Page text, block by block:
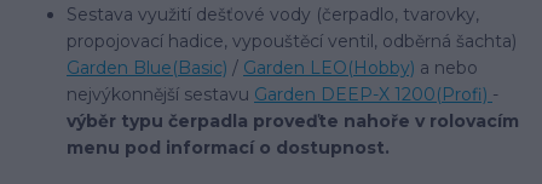
Sestava využití dešťové vody (čerpadlo, tvarovky,
propojovací hadice, vypouštěcí ventil, odběrná šachta)
Garden Blue(Basic) / Garden LEO(Hobby) a nebo
nejvýkonnější sestavu Garden DEEP-X 1200(Profi) -
výběr typu čerpadla proveďte nahoře v rolovacím
menu pod informací o dostupnost.